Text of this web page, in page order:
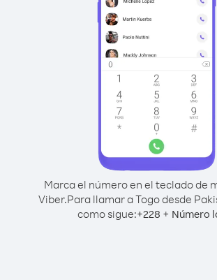
Marca el número en el teclado de
Viber.Para llamar a Togo desde
como sigue:+228 + Número